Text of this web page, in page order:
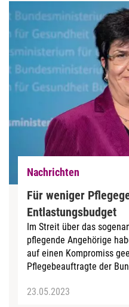
Nachrichten
Für weniger
Entlastungsbudget
Im Streit über das
pflegende Angehörige
auf einen Kompromiss
Pflegebeauftragte der
23.05.2023